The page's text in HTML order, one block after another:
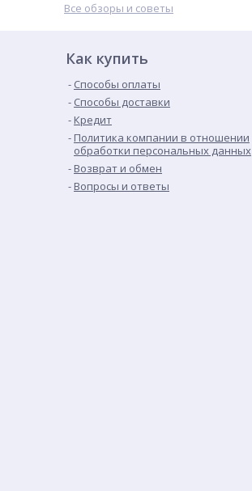
Все обзоры и советы
Как купить
Способы оплаты
Способы доставки
Кредит
Политика компании в отношении
обработки персональных данных
Возврат и обмен
Вопросы и ответы